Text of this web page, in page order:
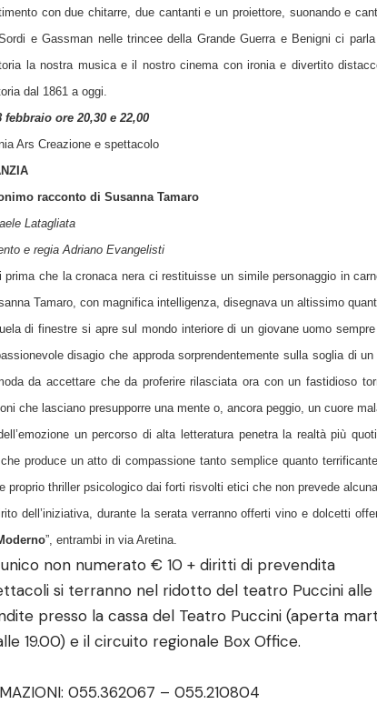
con due chitarre, due cantanti e un proiettore, suonando e
e Gassman nelle trincee della Grande Guerra e Benigni ci
la nostra musica e il nostro cinema con ironia e divertito
dal 1861 a oggi.
febbraio ore 20,30 e 22,00
Ars Creazione e spettacolo
racconto di Susanna Tamaro
Latagliata
e regia Adriano Evangelisti
prima che la cronaca nera ci restituisse un simile personaggio in
Tamaro, con magnifica intelligenza, disegnava un altissimo
di finestre si apre sul mondo interiore di un giovane uomo
disagio che approda sorprendentemente sulla soglia di
da accettare che da proferire rilasciata ora con un fastidioso
che lasciano presupporre una mente o, ancora peggio, un cuore
un percorso di alta letteratura penetra la realtà più
produce un atto di compassione tanto semplice quanto
proprio thriller psicologico dai forti risvolti etici che non prevede
dell’iniziativa, durante la serata verranno offerti vino e dolcetti
”, entrambi in via Aretina.
non numerato € 10 + diritti di prevendita
si terranno nel ridotto del teatro Puccini
presso la cassa del Teatro Puccini (aperta
19.00) e il circuito regionale Box Office.
055.362067 – 055.210804